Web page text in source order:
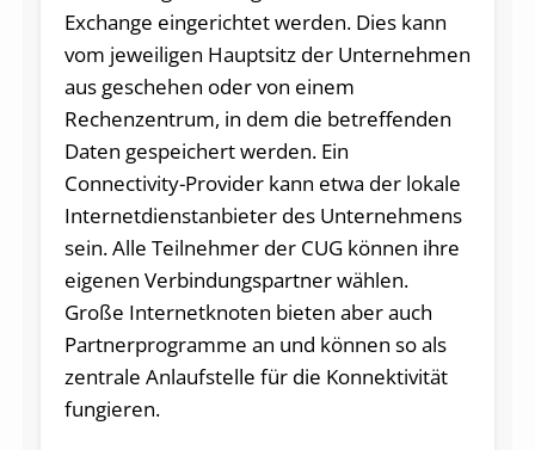
Exchange eingerichtet werden. Dies kann
vom jeweiligen Hauptsitz der Unternehmen
aus geschehen oder von einem
Rechenzentrum, in dem die betreffenden
Daten gespeichert werden. Ein
Connectivity-Provider kann etwa der lokale
Internetdienstanbieter des Unternehmens
sein. Alle Teilnehmer der CUG können ihre
eigenen Verbindungspartner wählen.
Große Internetknoten bieten aber auch
Partnerprogramme an und können so als
zentrale Anlaufstelle für die Konnektivität
fungieren.